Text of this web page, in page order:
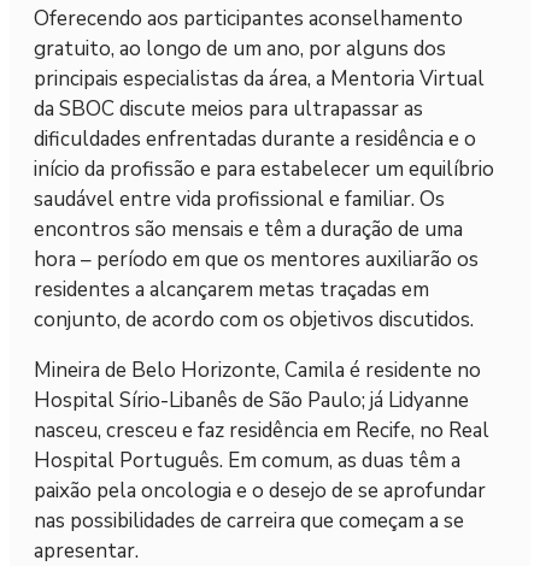
Oferecendo aos participantes aconselhamento
gratuito, ao longo de um ano, por alguns dos
principais especialistas da área, a Mentoria Virtual
da SBOC discute meios para ultrapassar as
dificuldades enfrentadas durante a residência e o
início da profissão e para estabelecer um equilíbrio
saudável entre vida profissional e familiar. Os
encontros são mensais e têm a duração de uma
hora – período em que os mentores auxiliarão os
residentes a alcançarem metas traçadas em
conjunto, de acordo com os objetivos discutidos.
Mineira de Belo Horizonte, Camila é residente no
Hospital Sírio-Libanês de São Paulo; já Lidyanne
nasceu, cresceu e faz residência em Recife, no Real
Hospital Português. Em comum, as duas têm a
paixão pela oncologia e o desejo de se aprofundar
nas possibilidades de carreira que começam a se
apresentar.